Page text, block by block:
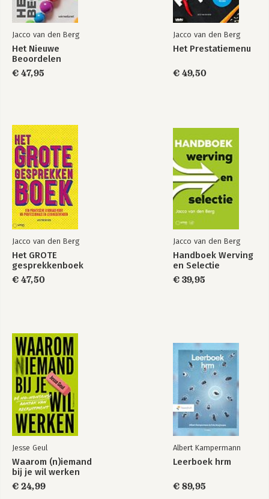
Jacco van den Berg
Het Nieuwe
Beoordelen
€ 47,95
Jacco van den Berg
Het Prestatiemenu
€ 49,50
Jacco van den Berg
Het GROTE
gesprekkenboek
€ 47,50
Jacco van den Berg
Handboek Werving
en Selectie
€ 39,95
Jesse Geul
Waarom (n)iemand
bij je wil werken
€ 24,99
Albert Kampermann
Leerboek hrm
€ 89,95